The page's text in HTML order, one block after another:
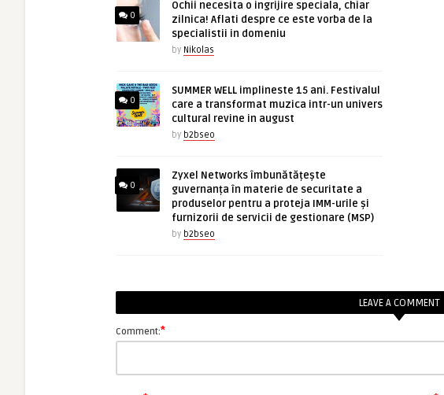
0
Ochii necesita o ingrijire speciala, chiar
zilnica! Aflati despre ce este vorba de la
specialistii in domeniu
by Nikolas
0
SUMMER WELL implineste 15 ani. Festivalul
care a transformat muzica intr-un univers
cultural revine in august
by b2bseo
0
Zyxel Networks îmbunătățește
guvernanța în materie de securitate a
produselor pentru a proteja IMM-urile și
furnizorii de servicii de gestionare (MSP)
by b2bseo
LEAVE A COMMENT
Comment:*